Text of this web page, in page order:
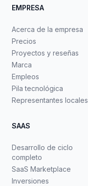
EMPRESA
Acerca de la empresa
Precios
Proyectos y reseñas
Marca
Empleos
Pila tecnológica
Representantes locales
SAAS
Desarrollo de ciclo
completo
SaaS Marketplace
Inversiones